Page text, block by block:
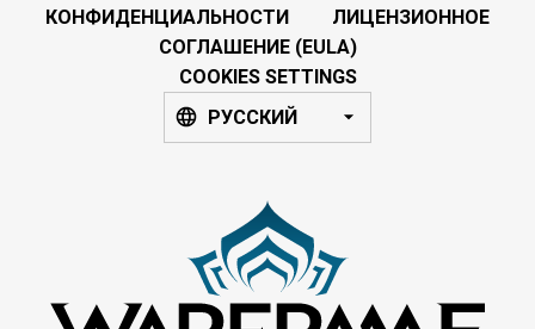
КОНФИДЕНЦИАЛЬНОСТИ
ЛИЦЕНЗИОННОЕ
СОГЛАШЕНИЕ (EULA)
COOKIES SETTINGS
РУССКИЙ